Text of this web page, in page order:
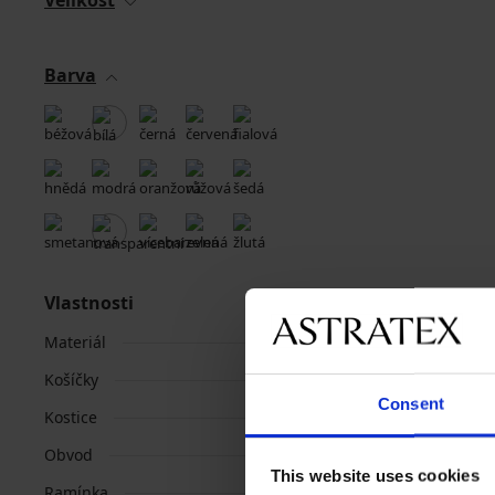
Consent
This website uses cookies
Barva
Vlastnosti
Materiál
Košíčky
Kostice
Obvod